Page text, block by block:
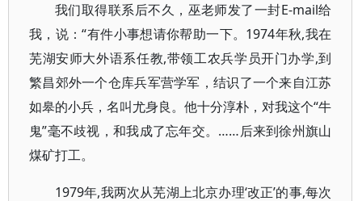
我们取得联系后不久，巫老师发了一封E-mail给
我，说：“有件小事想请你帮助一下。1974年秋,我在
芜湖安师大外语系任教,带领工农兵学员开门办学,到
繁昌郊外一个仓库兵军营学军，结识了一个来自江苏
如皋的小兵，名叫尤身良。他十分淳朴，对我这个“牛
鬼”毫不歧视，和我成了忘年交。……后来到徐州旗山
煤矿打工。
1979年,我两次从芜湖上北京办理‘改正’的事,每次